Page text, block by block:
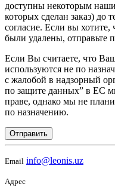
доступны некоторым
которых сделан заказ) до
согласие. Если вы
были удалены, отправьте
Если Вы считаете, что
используются не по
с жалобой в надзорный
по защите данных” в ЕС
праве, однако мы не
по назначению.
Отправить
Email info@leonis.uz
Адрес